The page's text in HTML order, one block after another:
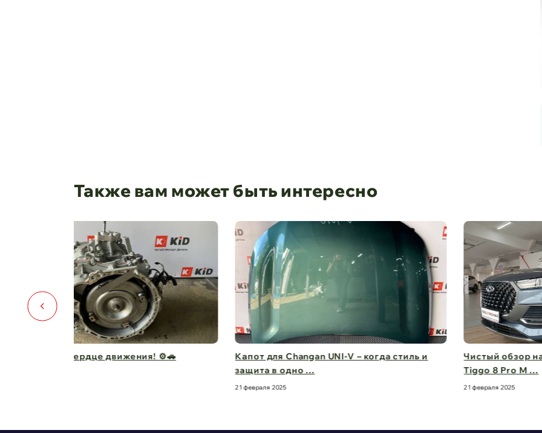
Также вам может быть интересно
Капот для Changan UNI-V – когда стиль и
Чистый обзор на 360° – стекла для Chery
Tiggo 8 Pro M ...